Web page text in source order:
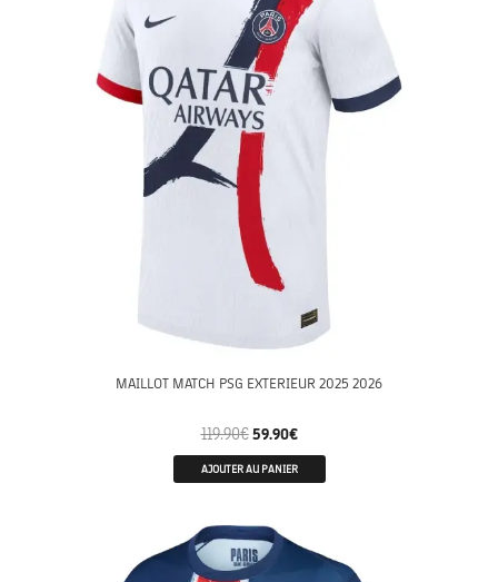
MAILLOT MATCH PSG EXTERIEUR 2025 2026
119.90€ 59.90€
AJOUTER AU PANIER